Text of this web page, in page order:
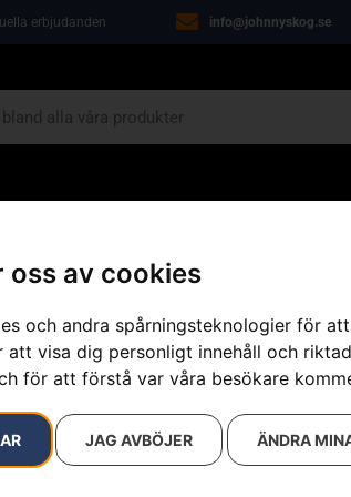
oss av cookies
och andra spårningsteknologier för
visa dig personligt innehåll och
för att förstå var våra besökare
JAG AVBÖJER ÄNDRA
erbjudanden info@johnnyskog.se
ÖVRIGT